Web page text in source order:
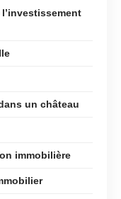
un château
immobilière